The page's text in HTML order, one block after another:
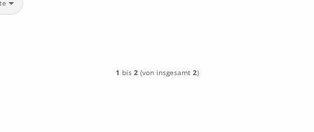
1 bis 2(von insgesamt 2)